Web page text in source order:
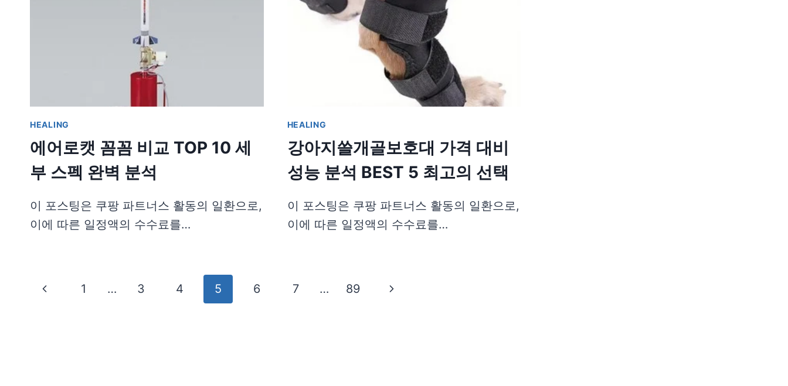
HEALING
에어로캣 꼼꼼 비교 TOP 10 세
부 스펙 완벽 분석
이 포스팅은 쿠팡 파트너스 활동의 일환으로,
이에 따른 일정액의 수수료를…
HEALING
강아지쓸개골보호대 가격 대비
성능 분석 BEST 5 최고의 선택
이 포스팅은 쿠팡 파트너스 활동의 일환으로,
이에 따른 일정액의 수수료를…
Page
Previous
1 … 3 4 5 6 7 … 89
Next